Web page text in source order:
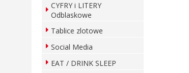
CYFRY i LITERY
Odblaskowe
Tablice zlotowe
Social Media
EAT / DRINK SLEEP